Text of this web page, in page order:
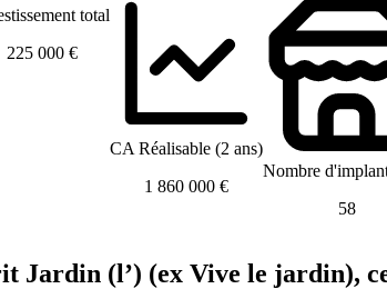
total
225 000 €
CA Réalisable (2 ans)
1 860 000 €
Nombre
58
Jardin (l’) (ex Vive le jardin),